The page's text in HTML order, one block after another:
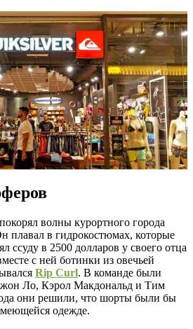
волны курортного города
плавал в гидрокостюмах, которые
ссуду в 2500 долларов у своего отца
с ней ботинки из овечьей
Rip Curl. В команде были
Ло, Кэрол Макдональд и Тим
они решили, что шорты были бы
одежде.